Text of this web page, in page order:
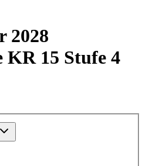
2028
15 Stufe 4